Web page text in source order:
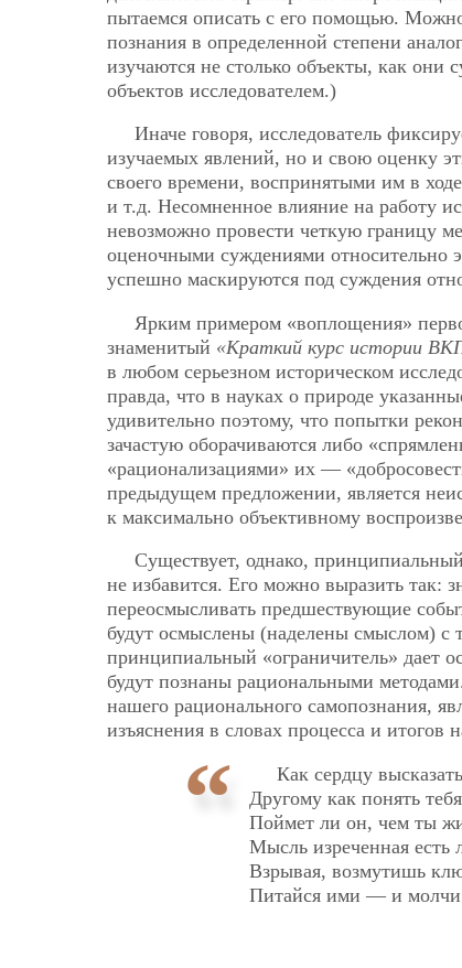
пытаемся описать с его помощью. Можно
познания в определенной степени
изучаются не столько объекты, как они
объектов исследователем.)
Иначе говоря, исследователь
изучаемых явлений, но и свою оценку
своего времени, воспринятыми им в
и т.д. Несомненное влияние на работу
невозможно провести четкую границу
оценочными суждениями относительно
успешно маскируются под суждения
Ярким примером «воплощения»
знаменитый «Краткий курс истории
в любом серьезном историческом
правда, что в науках о природе
удивительно поэтому, что попытки
зачастую оборачиваются либо
«рационализациями» их —
предыдущем предложении, является
к максимально объективному
Существует, однако,
не избавится. Его можно выразить так:
переосмысливать предшествующие
будут осмыслены (наделены смыслом) с
принципиальный «ограничитель» дает
будут познаны рациональными
нашего рационального самопознания,
изъяснения в словах процесса и итогов
Как сердцу
Другому как понять
Поймет ли он, чем ты
Мысль изреченная есть
Взрывая, возмутишь
Питайся ими — и